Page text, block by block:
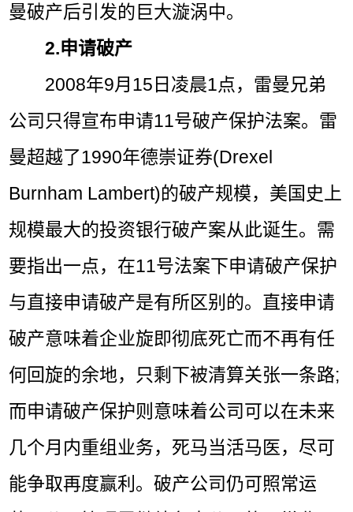
曼破产后引发的巨大漩涡中。
2.申请破产
2008年9月15日凌晨1点，雷曼兄弟
公司只得宣布申请11号破产保护法案。雷
曼超越了1990年德崇证券(Drexel
Burnham Lambert)的破产规模，美国史上
规模最大的投资银行破产案从此诞生。需
要指出一点，在11号法案下申请破产保护
与直接申请破产是有所区别的。直接申请
破产意味着企业旋即彻底死亡而不再有任
何回旋的余地，只剩下被清算关张一条路;
而申请破产保护则意味着公司可以在未来
几个月内重组业务，死马当活马医，尽可
能争取再度赢利。破产公司仍可照常运